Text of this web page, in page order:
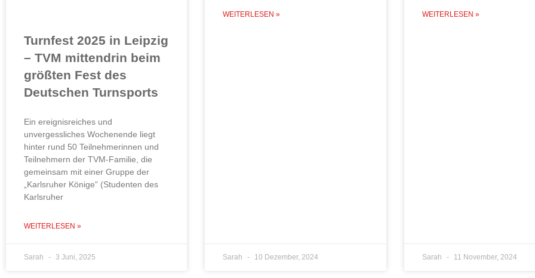
Turnfest 2025 in Leipzig
– TVM mittendrin beim
größten Fest des
Deutschen Turnsports
Ein ereignisreiches und
unvergessliches Wochenende liegt
hinter rund 50 Teilnehmerinnen und
Teilnehmern der TVM-Familie, die
gemeinsam mit einer Gruppe der
„Karlsruher Könige“ (Studenten des
Karlsruher
WEITERLESEN »
Sarah 3 Juni, 2025
WEITERLESEN »
Sarah 10 Dezember, 2024
WEITERLESEN »
Sarah 11 November, 2024